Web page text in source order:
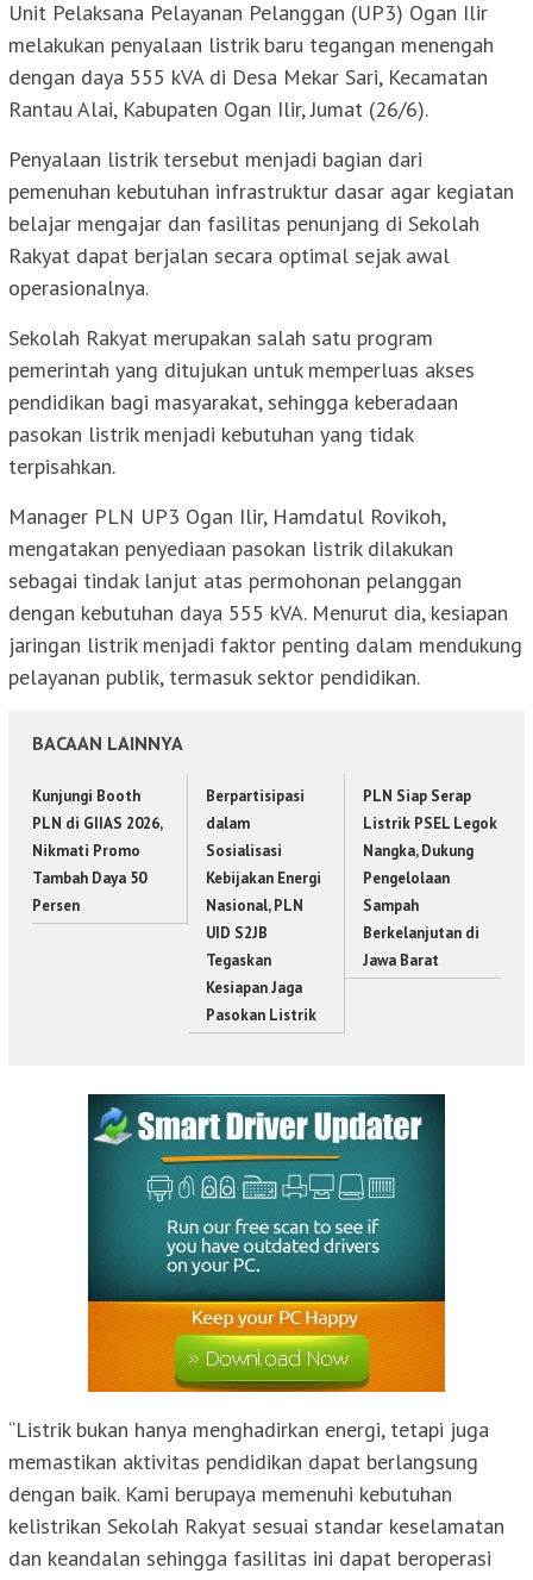
Unit Pelaksana Pelayanan Pelanggan (UP3) Ogan Ilir
melakukan penyalaan listrik baru tegangan menengah
dengan daya 555 kVA di Desa Mekar Sari, Kecamatan
Rantau Alai, Kabupaten Ogan Ilir, Jumat (26/6).
Penyalaan listrik tersebut menjadi bagian dari
pemenuhan kebutuhan infrastruktur dasar agar kegiatan
belajar mengajar dan fasilitas penunjang di Sekolah
Rakyat dapat berjalan secara optimal sejak awal
operasionalnya.
Sekolah Rakyat merupakan salah satu program
pemerintah yang ditujukan untuk memperluas akses
pendidikan bagi masyarakat, sehingga keberadaan
pasokan listrik menjadi kebutuhan yang tidak
terpisahkan.
Manager PLN UP3 Ogan Ilir, Hamdatul Rovikoh,
mengatakan penyediaan pasokan listrik dilakukan
sebagai tindak lanjut atas permohonan pelanggan
dengan kebutuhan daya 555 kVA. Menurut dia, kesiapan
jaringan listrik menjadi faktor penting dalam mendukung
pelayanan publik, termasuk sektor pendidikan.
BACAAN LAINNYA
Kunjungi Booth
PLN di GIIAS 2026,
Nikmati Promo
Tambah Daya 50
Persen
Berpartisipasi
dalam
Sosialisasi
Kebijakan Energi
Nasional, PLN
UID S2JB
Tegaskan
Kesiapan Jaga
Pasokan Listrik
PLN Siap Serap
Listrik PSEL Legok
Nangka, Dukung
Pengelolaan
Sampah
Berkelanjutan di
Jawa Barat
“Listrik bukan hanya menghadirkan energi, tetapi juga
memastikan aktivitas pendidikan dapat berlangsung
dengan baik. Kami berupaya memenuhi kebutuhan
kelistrikan Sekolah Rakyat sesuai standar keselamatan
dan keandalan sehingga fasilitas ini dapat beroperasi